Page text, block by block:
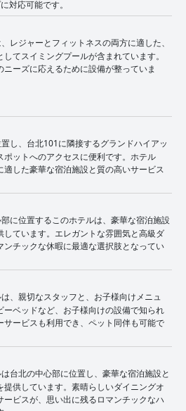
対応可能です。
レジャーとフィットネスの両方に適した、
てスイミングプールが含まれています。
ーズに応えるために設備が整っていま
し、台北101に隣接するグランドハイアッ
ポットへのアクセスに便利です。ホテル
した豪華な宿泊施設と質の高いサービス
に位置するこのホテルは、豪華な宿泊施設
しています。エレガントな雰囲気と高級ダ
ンチックな休暇に最適な選択肢となってい
、親切なスタッフと、お子様向けメニュ
ーベッドなど、お子様向けの設備で知られ
サービスも利用でき、ペット同伴も可能で
台北の中心部に位置し、豪華な宿泊施設と
供しています。素晴らしいダイニングオ
ービスが、思い出に残るロマンチックなハ